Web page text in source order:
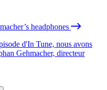
headphones
d'In Tune, nous avons
Gehmacher, directeur